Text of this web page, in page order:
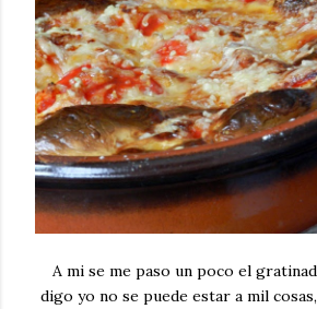
A mi se me paso un poco el
digo yo no se puede estar a mil